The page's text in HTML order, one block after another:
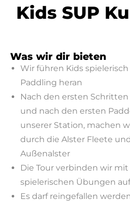
Kids SUP
Was wir dir bieten
Wir führen Kids
Paddling heran
Nach den ersten Schritten
und nach den ersten
unserer Station, machen
durch die Alster Fleete
Außenalster
Die Tour verbinden wir
spielerischen Übungen
Es darf reingefallen